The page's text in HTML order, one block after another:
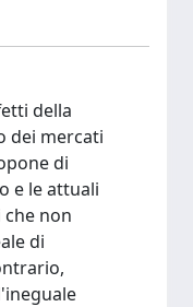
della
dei mercati
di
e le attuali
non
di